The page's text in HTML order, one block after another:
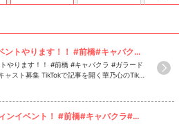
11月14日私服イベントやります！！ #前橋#キャバクラ#ガラードグループ#華乃心#キャスト募集
橋 #キャバクラ #ガラード
！もお願いします❤
10月31日ハロウィンイベント！ #前橋#キャバクラ#ガラードグループ#華乃心#ハロウィンイベント